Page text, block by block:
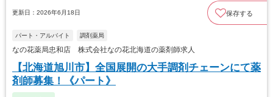
更新日：2026年6月18日 保存する
パート・アルバイト 調剤薬局
なの花薬局忠和店 株式会社なの花北海道の薬剤師求人
【北海道旭川市】全国展開の大手調剤チェーンにて薬
剤師募集！《パート》